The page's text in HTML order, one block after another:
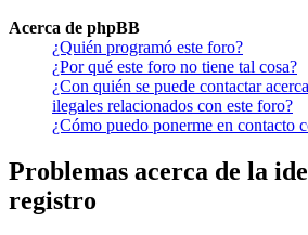
Acerca de phpBB
¿Quién programó este foro?
¿Por qué este foro no tiene tal cosa?
¿Con quién se puede contactar
ilegales relacionados con este foro?
¿Cómo puedo ponerme en contacto
Problemas acerca de la
registro